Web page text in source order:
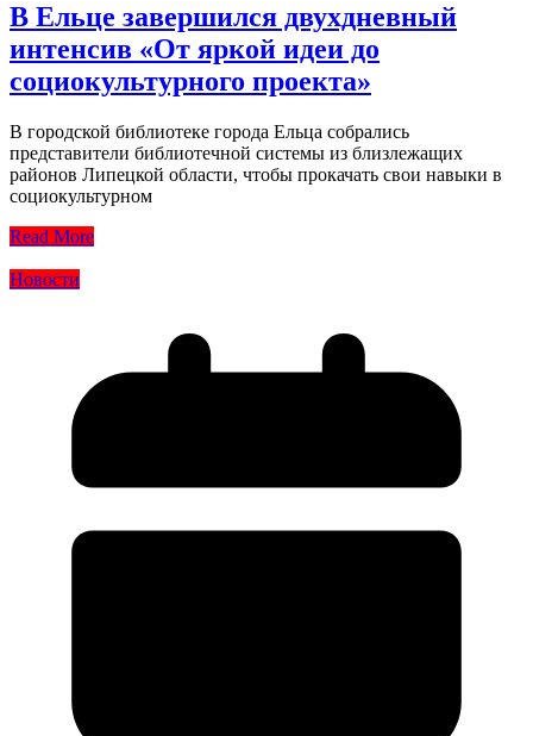
В Ельце завершился двухдневный
интенсив «От яркой идеи до
социокультурного проекта»
В городской библиотеке города Ельца собрались
представители библиотечной системы из близлежащих
районов Липецкой области, чтобы прокачать свои навыки в
социокультурном
Read More
Новости